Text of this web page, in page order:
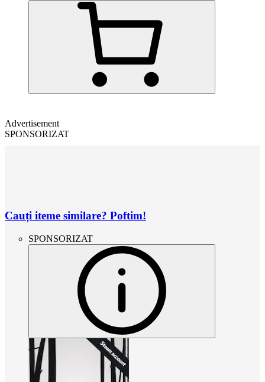
Advertisement
SPONSORIZAT
Cauți iteme similare? Poftim!
SPONSORIZAT